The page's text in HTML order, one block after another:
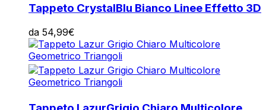
Tappeto CrystalBlu Bianco Linee Effetto 3D
da 54,99€